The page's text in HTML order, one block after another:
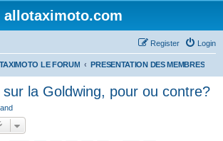
allotaximoto.com
Login
Register
LE FORUM PRESENTATION DES MEMBRES
la Goldwing, pour ou contre?